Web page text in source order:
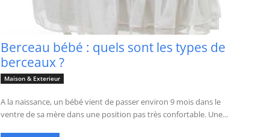
Berceau bébé : quels sont les types de
berceaux ?
Maison & Exterieur
A la naissance, un bébé vient de passer environ 9 mois dans le
ventre de sa mère dans une position pas très confortable. Une...